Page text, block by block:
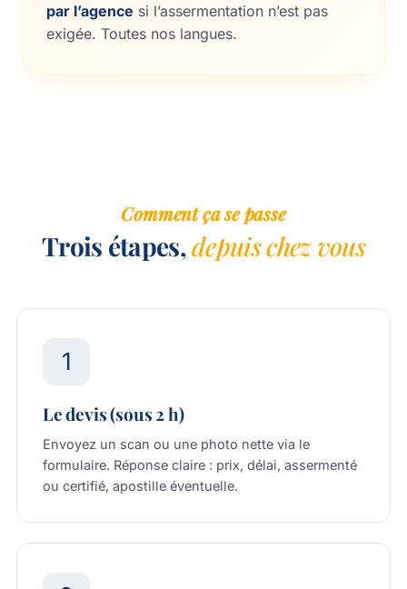
par l’agence si l’assermentation n’est pas
exigée. Toutes nos langues.
Comment ça se passe
Trois étapes,depuis chez vous
1
Le devis (sous 2 h)
Envoyez un scan ou une photo nette via le
formulaire. Réponse claire : prix, délai, assermenté
ou certifié, apostille éventuelle.